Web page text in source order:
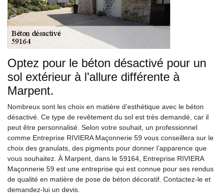
Optez pour le béton désactivé pour un
sol extérieur à l’allure différente à
Marpent.
Nombreux sont les choix en matière d’esthétique avec le béton
désactivé. Ce type de revêtement du sol est très demandé, car il
peut être personnalisé. Selon votre souhait, un professionnel
comme Entreprise RIVIERA Maçonnerie 59 vous conseillera sur le
choix des granulats, des pigments pour donner l’apparence que
vous souhaitez. À Marpent, dans le 59164, Entreprise RIVIERA
Maçonnerie 59 est une entreprise qui est connue pour ses rendus
de qualité en matière de pose de béton décoratif. Contactez-le et
demandez-lui un devis.